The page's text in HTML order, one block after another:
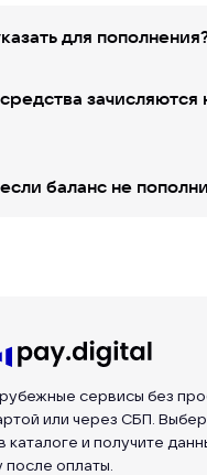
для
зачисляются
баланс не
сервисы без
или через СБП.
каталоге и получите
после оплаты.